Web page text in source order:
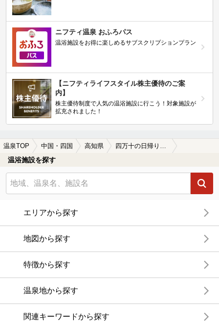
ニフティ温泉 おふろパス
温浴施設をお得に楽しめるサブスクリプションプラン
【ニフティライフスタイル株主優待のご案
内】
株主優待制度で人気の温浴施設に行こう！対象施設が
拡充されました！
温泉TOP 中国・四国 高知県 四万十の日帰り温泉、スーパー銭湯おすすめ
温浴施設を探す
エリアから探す
地図から探す
特徴から探す
温泉地から探す
関連キーワードから探す